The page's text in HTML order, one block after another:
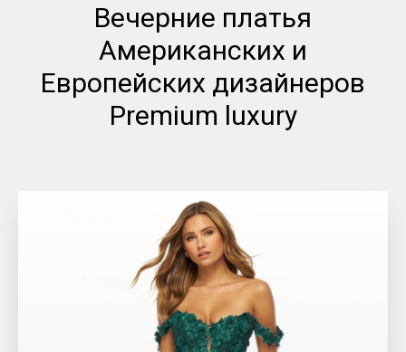
Вечерние платья
Американских и
Европейских дизайнеров
Premium luxury